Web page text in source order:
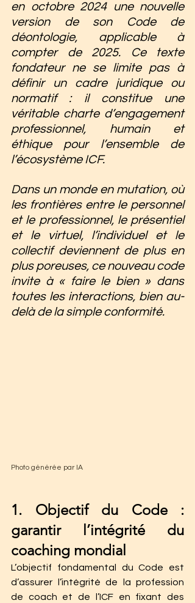
en octobre 2024 une nouvelle
version de son Code de
déontologie, applicable à
compter de 2025. Ce texte
fondateur ne se limite pas à
définir un cadre juridique ou
normatif : il constitue une
véritable charte d’engagement
professionnel, humain et
éthique pour l’ensemble de
l’écosystème ICF.
Dans un monde en mutation, où
les frontières entre le personnel
et le professionnel, le présentiel
et le virtuel, l’individuel et le
collectif deviennent de plus en
plus poreuses, ce nouveau code
invite à « faire le bien » dans
toutes les interactions, bien au-
delà de la simple conformité.
Photo générée par IA
1. Objectif du Code :
garantir l’intégrité du
coaching mondial
L’objectif fondamental du Code est
d’assurer l’intégrité de la profession
de coach et de l’ICF en fixant des